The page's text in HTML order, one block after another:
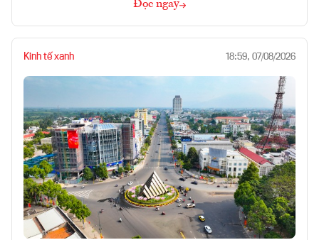
Đọc ngay
Kinh tế xanh 18:59, 07/08/2026